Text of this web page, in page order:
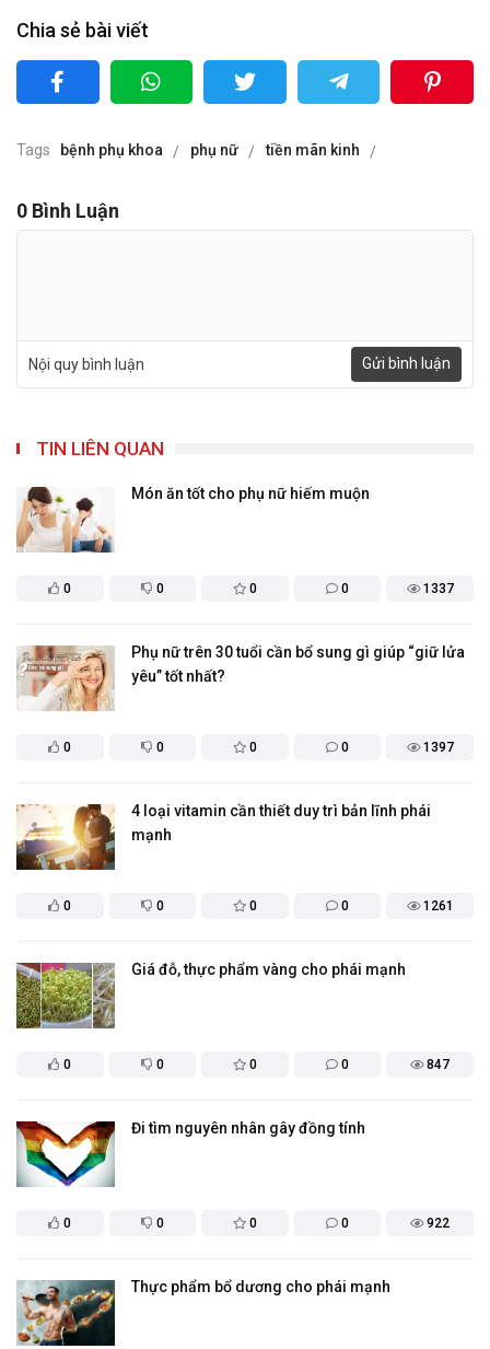
Chia sẻ bài viết
Tags bệnh phụ khoa phụ nữ tiền mãn kinh
0 Bình Luận
Nội quy bình luận Gửi bình luận
TIN LIÊN QUAN
0 0 0 0 1337
​Món ăn tốt cho phụ nữ hiếm muộn
0 0 0 0 1397
Phụ nữ trên 30 tuổi cần bổ sung gì giúp “giữ lửa
yêu” tốt nhất?
0 0 0 0 1261
4 loại vitamin cần thiết duy trì bản lĩnh phái
mạnh
0 0 0 0 847
Giá đỗ, thực phẩm vàng cho phái mạnh
0 0 0 0 922
Đi tìm nguyên nhân gây đồng tính
Thực phẩm bổ dương cho phái mạnh